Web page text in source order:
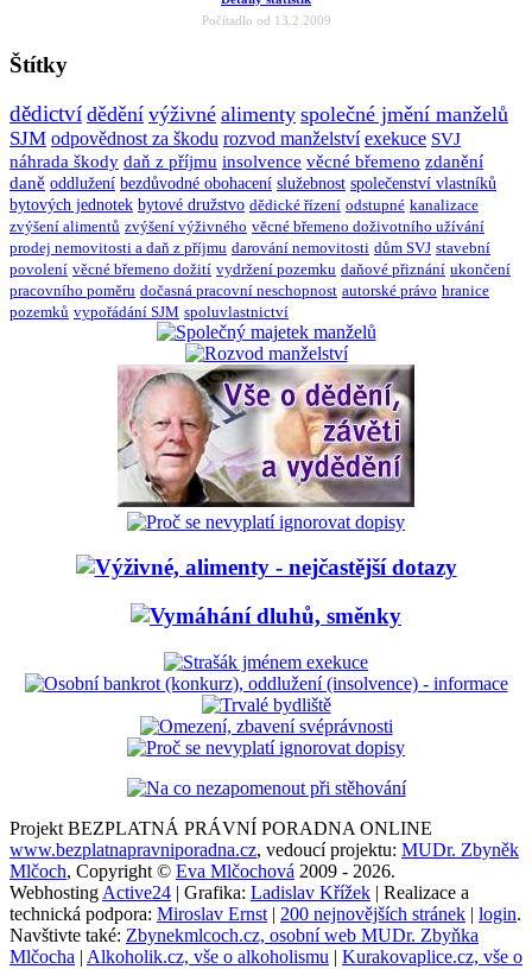
Počítadlo od 13.2.2009
Štítky
dědictví dědění výživné alimenty společné jmění manželů
SJM odpovědnost za škodu rozvod manželství exekuce SVJ
náhrada škody daň z příjmu insolvence věcné břemeno zdanění
daně oddlužení bezdůvodné obohacení služebnost společenství vlastníků
bytových jednotek bytové družstvo dědické řízení odstupné kanalizace
zvýšení alimentů zvýšení výživného věcné břemeno doživotního užívání
prodej nemovitosti a daň z příjmu darování nemovitosti dům SVJ stavební
povolení věcné břemeno dožití vydržení pozemku daňové přiznání ukončení
pracovního poměru dočasná pracovní neschopnost autorské právo hranice
pozemků vypořádání SJM spoluvlastnictví
Projekt BEZPLATNÁ PRÁVNÍ PORADNA ONLINE
www.bezplatnapravniporadna.cz, vedoucí projektu: MUDr. Zbyněk
Mlčoch, Copyright © Eva Mlčochová 2009 - 2026.
Webhosting Active24 | Grafika: Ladislav Křížek | Realizace a
technická podpora: Miroslav Ernst | 200 nejnovějších stránek | login.
Navštivte také: Zbynekmlcoch.cz, osobní web MUDr. Zbyňka
Mlčocha | Alkoholik.cz, vše o alkoholismu | Kurakovaplice.cz, vše o